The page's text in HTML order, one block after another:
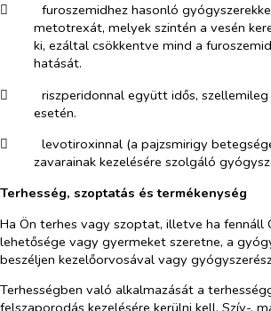
​
furoszemidhez hasonló
metotrexát, melyek szintén a vesén
ki, ezáltal csökkentve mind a
hatását.
​
riszperidonnal együtt idős,
esetén.
​
levotiroxinnal (a pajzsmirigy
zavarainak kezelésére szolgáló
Terhesség, szoptatás és termékenység
Ha Ön terhes vagy szoptat, illetve ha fennáll
lehetősége vagy gyermeket szeretne, a
beszéljen kezelőorvosával vagy
Terhességben való alkalmazását a